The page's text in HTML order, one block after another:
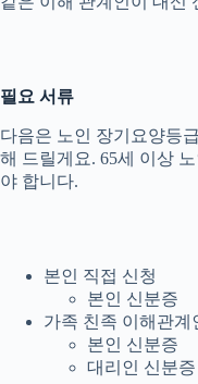
필요 서류
다음은 노인 장기요양등
해 드릴게요. 65세 이상
야 합니다.
본인 직접 신청
본인 신분증
가족 친족 이해관계
본인 신분증
대리인 신분증